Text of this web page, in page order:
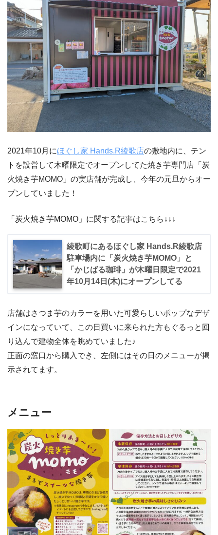
2021年10月にほぐし家 Hands.R綾歌店の敷地内に、テン
トを設営して木曜限定でオープンしてた焼き芋専門店「炭
火焼き芋MOMO」の実店舗が完成し、今年の元旦からオー
プンしていました！
「炭火焼き芋MOMO」に関する記事はこちら↓↓↓
綾歌町にあるほぐし家 Hands.R綾歌店
駐車場内に「炭火焼き芋MOMO」と
「かじばる珈琲」が木曜日限定で2021
年10月14日(木)にオープンしてる
店舗はさつま芋のカラーを用いた可愛らしいポップなデザ
インになっていて、この日買いに来られた方もぐるっと回
り込んで建物全体を眺めていました♪
正面の窓口から購入でき、左側にはその日のメニューが掲
示されてます。
メニュー